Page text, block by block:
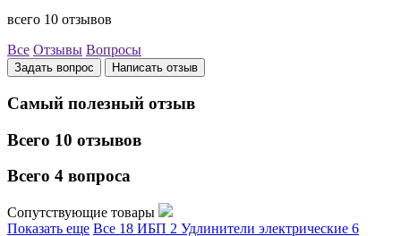
всего 10 отзывов
Все Отзывы Вопросы
Задать вопрос Написать отзыв
Самый полезный отзыв
Всего 10 отзывов
Всего 4 вопроса
Сопутствующие товары
Показать еще Все 18 ИБП 2 Удлинители электрические 6